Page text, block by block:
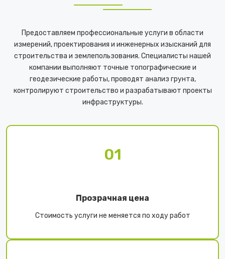
Предоставляем профессиональные услуги в области
измерений, проектирования и инженерных изысканий для
строительства и землепользования. Специалисты нашей
компании выполняют точные топографические и
геодезические работы, проводят анализ грунта,
контролируют строительство и разрабатывают проекты
инфраструктуры.
01
Прозрачная цена
Стоимость услуги не меняется по ходу работ